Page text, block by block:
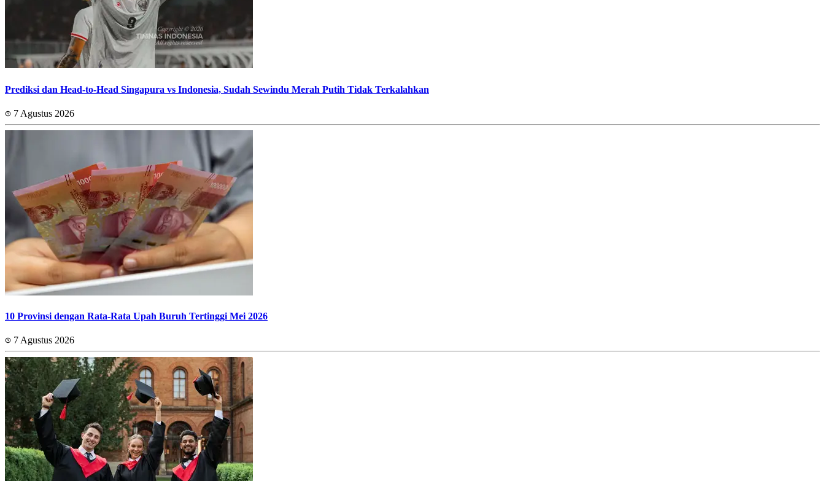
Prediksi dan Head-to-Head Singapura vs Indonesia, Sudah Sewindu Merah Putih Tidak Terkalahkan
7 Agustus 2026
10 Provinsi dengan Rata-Rata Upah Buruh Tertinggi Mei 2026
7 Agustus 2026